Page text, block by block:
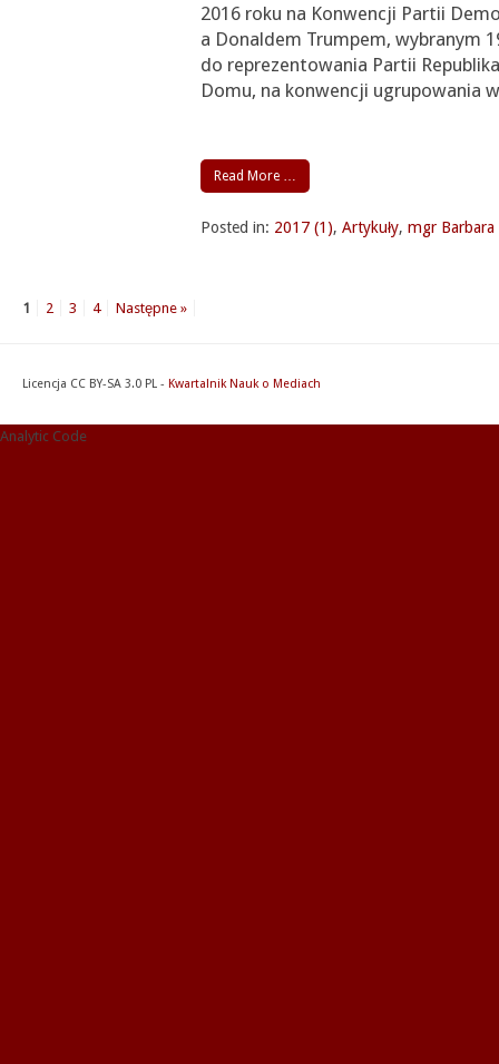
2016 roku na Konwencji Partii
a Donaldem Trumpem, wybranym
do reprezentowania Partii
Domu, na konwencji ugrupowania
Read More …
Posted in: 2017 (1), Artykuły, mgr Barbara
1 2 3 4 Następne »
Licencja CC BY-SA 3.0 PL - Kwartalnik Nauk o Mediach
Analytic Code